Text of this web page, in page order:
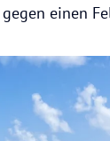
einen